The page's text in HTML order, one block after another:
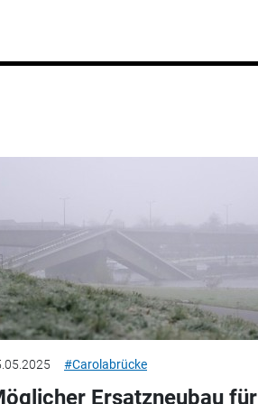
#Carolabrücke
Ersatzneubau für